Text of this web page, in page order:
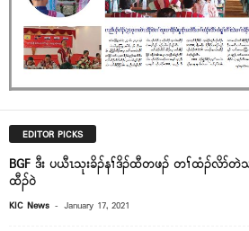
EDITOR PICKS
BGF ဒီး ပယီၤသုးခိၣ်နၢ်ဒိၣ်ထီတဖၣ် တၢ်ထံၣ်လိာ်
ထီၣ်၀ဲ
KIC News - January 17, 2021